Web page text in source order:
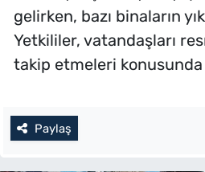
gelirken, bazı binaların
Yetkililer, vatandaşları
takip etmeleri konusunda
Paylaş